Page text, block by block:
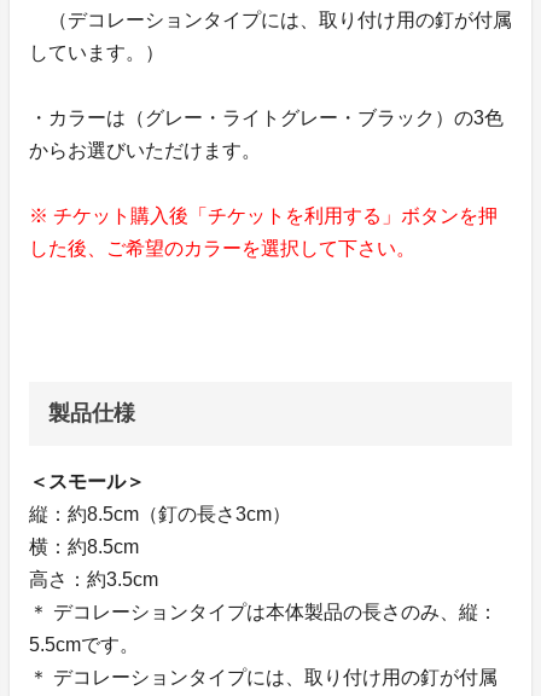
（デコレーションタイプには、取り付け用の釘が付属
しています。）
・カラーは（グレー・ライトグレー・ブラック）の3色
からお選びいただけます。
※ チケット購入後「チケットを利用する」ボタンを押
した後、ご希望のカラーを選択して下さい。
製品仕様
＜スモール＞
縦：約8.5cm（釘の長さ3cm）
横：約8.5cm
高さ：約3.5cm
＊ デコレーションタイプは本体製品の長さのみ、縦：
5.5cmです。
＊ デコレーションタイプには、取り付け用の釘が付属